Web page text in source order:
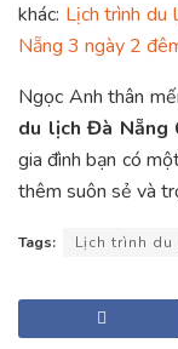
khác: Lịch trình du
Nẵng 3 ngày 2
Ngọc Anh thân
du lịch Đà Nẵng
gia đình bạn có
thêm suôn sẻ và
Tags: Lịch trình